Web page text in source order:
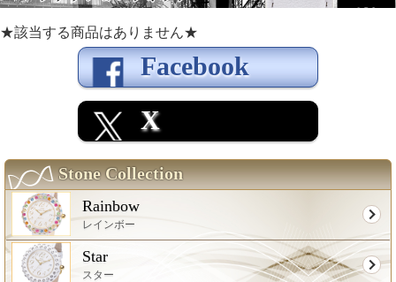
★該当する商品はありません★
Facebook
X
Stone Collection
Rainbow
レインボー
Star
スター